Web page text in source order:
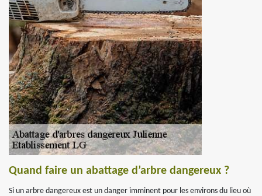
Quand faire un abattage d’arbre dangereux ?
Si un arbre dangereux est un danger imminent pour les environs du lieu où